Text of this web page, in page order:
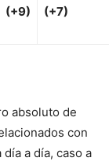
(+9) (+7)
absoluto de
con
a día, caso a